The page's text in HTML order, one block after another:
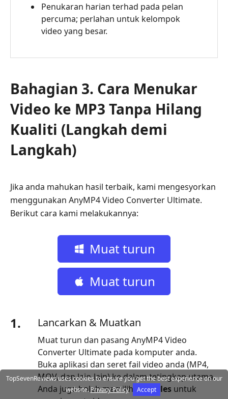
Penukaran harian terhad pada pelan
percuma; perlahan untuk kelompok
video yang besar.
Bahagian 3. Cara Menukar
Video ke MP3 Tanpa Hilang
Kualiti (Langkah demi
Langkah)
Jika anda mahukan hasil terbaik, kami mengesyorkan
menggunakan AnyMP4 Video Converter Ultimate.
Berikut cara kami melakukannya:
Muat turun
percuma
Muat turun
1.
Lancarkan & Muatkan
Muat turun dan pasang AnyMP4 Video
Converter Ultimate pada komputer anda.
Buka aplikasi dan seret fail video anda (MP4,
MOV, dan lain-lain) ke dalam tetingkap utama.
Anda juga boleh memilih Add Files untuk
TopSevenReviews uses cookies to ensure you get the best experience on our
website. Privacy Policy Accept